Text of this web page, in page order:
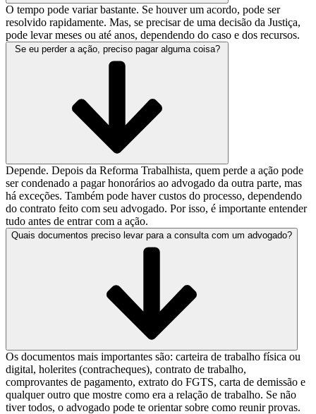
O tempo pode variar bastante. Se houver um acordo, pode ser
resolvido rapidamente. Mas, se precisar de uma decisão da Justiça,
pode levar meses ou até anos, dependendo do caso e dos recursos.
Se eu perder a ação, preciso pagar alguma coisa?
Depende. Depois da Reforma Trabalhista, quem perde a ação pode
ser condenado a pagar honorários ao advogado da outra parte, mas
há exceções. Também pode haver custos do processo, dependendo
do contrato feito com seu advogado. Por isso, é importante entender
tudo antes de entrar com a ação.
Quais documentos preciso levar para a consulta com um advogado?
Os documentos mais importantes são: carteira de trabalho física ou
digital, holerites (contracheques), contrato de trabalho,
comprovantes de pagamento, extrato do FGTS, carta de demissão e
qualquer outro que mostre como era a relação de trabalho. Se não
tiver todos, o advogado pode te orientar sobre como reunir provas.